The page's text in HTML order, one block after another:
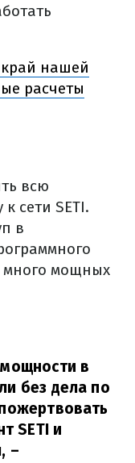
нашей
расчеты
всю
сети SETI.
в
много мощных
в
без дела по
SETI и
–